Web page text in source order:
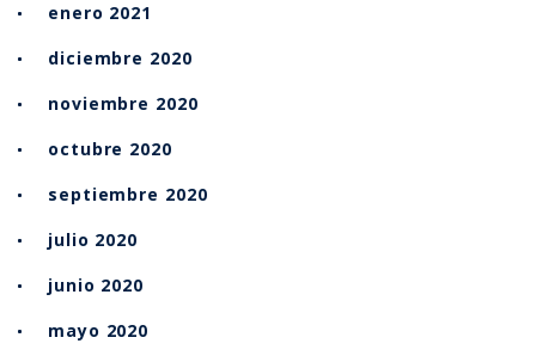
enero 2021
diciembre 2020
noviembre 2020
octubre 2020
septiembre 2020
julio 2020
junio 2020
mayo 2020